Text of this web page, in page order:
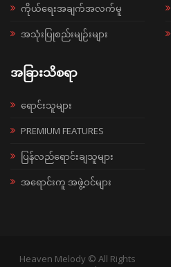
ကိုယ်ရေးအချက်အလက်မူ
အသုံးပြုစည်းမျဉ်းများ
အခြားသိစရာ
ရောင်းသူများ
PREMIUM FEATURES
ပြန်လည်ရောင်းချသူများ
အရောင်းကူ အဖွဲ့ဝင်များ
Heaven Melody © All Rights